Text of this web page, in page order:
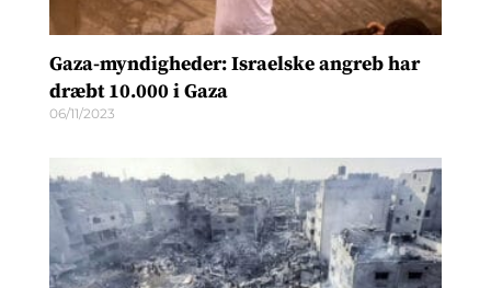
Gaza-myndigheder: Israelske angreb har
dræbt 10.000 i Gaza
06/11/2023